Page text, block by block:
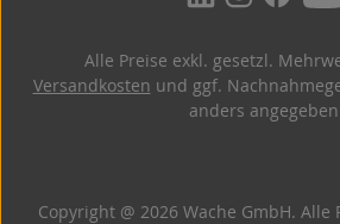
Copyright @ 2026 Wache GmbH.
Alle Preise exkl. gesetzl.
Versandkosten und ggf.
anders